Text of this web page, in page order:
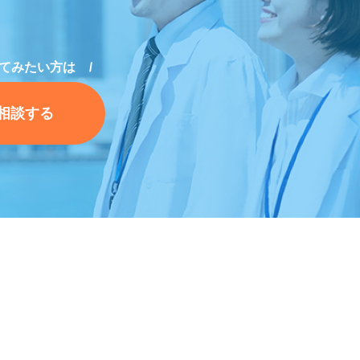
みたい方は
談する